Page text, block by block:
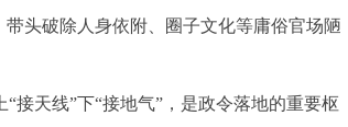
头破除人身依附、圈子文化等庸俗官场陋
天线”下“接地气”，是政令落地的重要枢